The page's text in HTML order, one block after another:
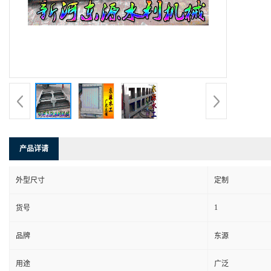
产品详请
外型尺寸 定制
货号 1
品牌 东源
用途 广泛